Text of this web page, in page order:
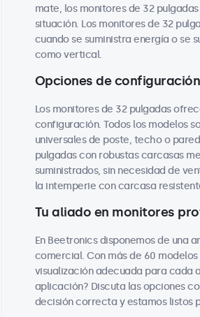
mate, los monitores de 32
situación. Los monitores de 32
cuando se suministra energía o se
como vertical.
Opciones de
Los monitores de 32 pulgadas
configuración. Todos los modelos
universales de poste, techo o
pulgadas con robustas carcasas
suministrados, sin necesidad de
la intemperie con carcasa
Tu aliado en monitores
En Beetronics disponemos de una
comercial. Con más de 60
visualización adecuada para cada
aplicación? Discuta las opciones
decisión correcta y estamos listos